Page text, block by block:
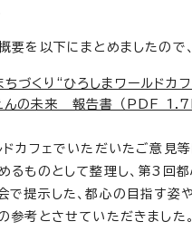
要を以下にまとめましたので
ちづくり“ひろしまワールドカ
の未来 報告書 （PDF
ドカフェでいただいたご意見
るものとして整理し、第3回
で提示した、都心の目指す姿
参考とさせていただきました。